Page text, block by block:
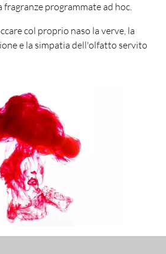
fragranze programmate ad hoc.
col proprio naso la verve, la
e la simpatia dell'olfatto servito